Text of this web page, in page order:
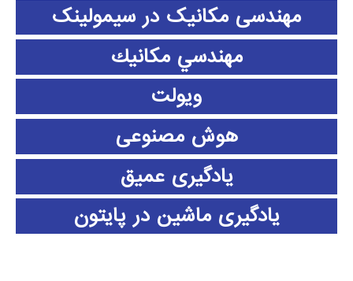
مهندسی مکانیک در سیمولینک
مهندسي مكانيك
ویولت
هوش مصنوعی
یادگیری عمیق
یادگیری ماشین در پایتون